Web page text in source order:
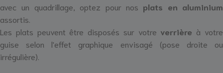
avec un quadrillage, optez pour nos plats en aluminium
assortis.
Les plats peuvent être disposés sur votre verrière à votre
guise selon l'effet graphique envisagé (pose droite ou
irrégulière).